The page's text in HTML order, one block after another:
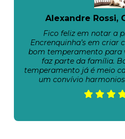
Alexandre Rossi,
Fico feliz em notar a
Encrenquinha’s em criar
bom temperamento para
faz parte da família.
temperamento já é meio
um convívio